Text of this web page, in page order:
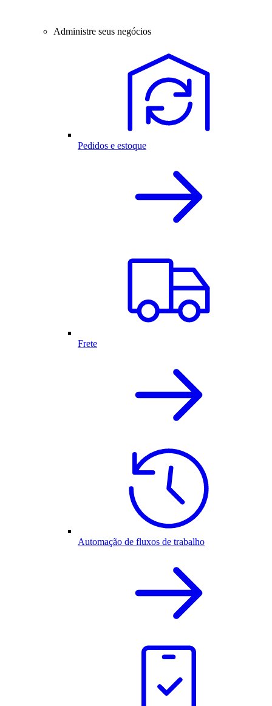
Administre seus negócios
Pedidos e estoque
Frete
Automação de fluxos de trabalho